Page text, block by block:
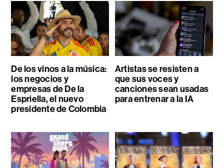
De los vinos a la música:
los negocios y
empresas de De la
Espriella, el nuevo
presidente de Colombia
Artistas se resisten a
que sus voces y
canciones sean usadas
para entrenar a la IA